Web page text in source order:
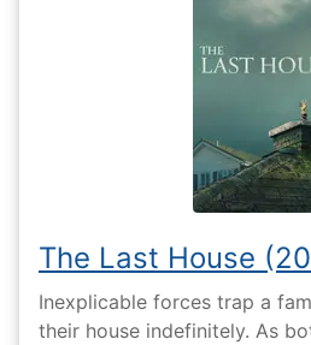
The Last House
Inexplicable forces trap a
their house indefinitely. As